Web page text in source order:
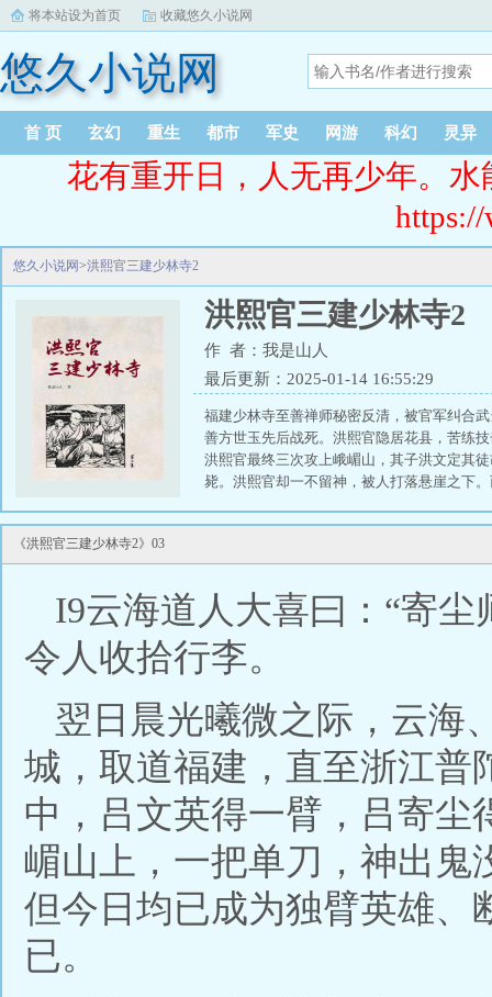
将本站设为首页 收藏悠久小说网
悠久小说网
首 页 玄幻 重生 都市 军史 网游 科幻 灵异
花有重开日，人无再少年。
悠久小说网>洪熙官三建少林寺2
洪熙官三建少林寺2
作 者：我是山人
最后更新：2025-01-14 16:55:29
福建少林寺至善禅师秘密反清，被官军纠合
善方世玉先后战死。洪熙官隐居花县，苦练
洪熙官最终三次攻上峨嵋山，其子洪文定其
毙。洪熙官却一不留神，被人打落悬崖之下
《洪熙官三建少林寺2》03
I9云海道人大喜曰：“寄
令人收拾行李。
翌日晨光曦微之际，云海
城，取道福建，直至浙江普
中，吕文英得一臂，吕寄尘
嵋山上，一把单刀，神出鬼
但今日均已成为独臂英雄、
已。